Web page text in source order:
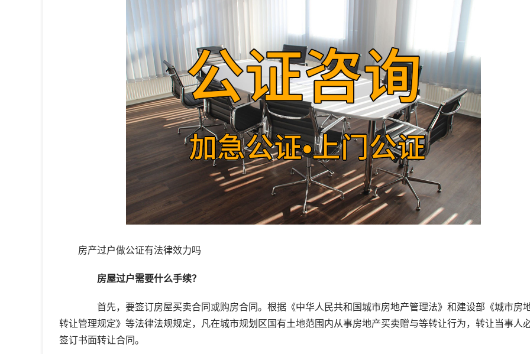
房产过户做公证有法律效力吗
房屋过户需要什么手续？
首先，要签订房屋买卖合同或购房合同。根据《中华人民共和国城市房地产管理法》和建设部《城市房
转让管理规定》等法律法规规定，凡在城市规划区国有土地范围内从事房地产买卖赠与等转让行为，转让当事人
签订书面转让合同。